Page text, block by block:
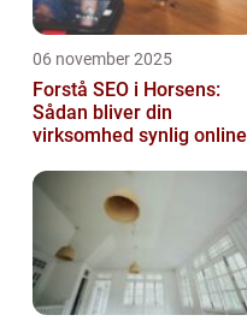
06 november 2025
Forstå SEO i Horsens:
Sådan bliver din
virksomhed synlig online